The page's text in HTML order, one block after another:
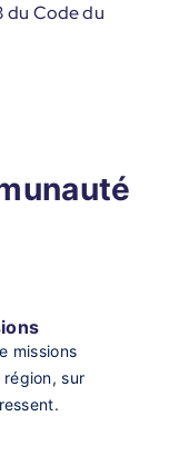
du Code du
missions
région, sur